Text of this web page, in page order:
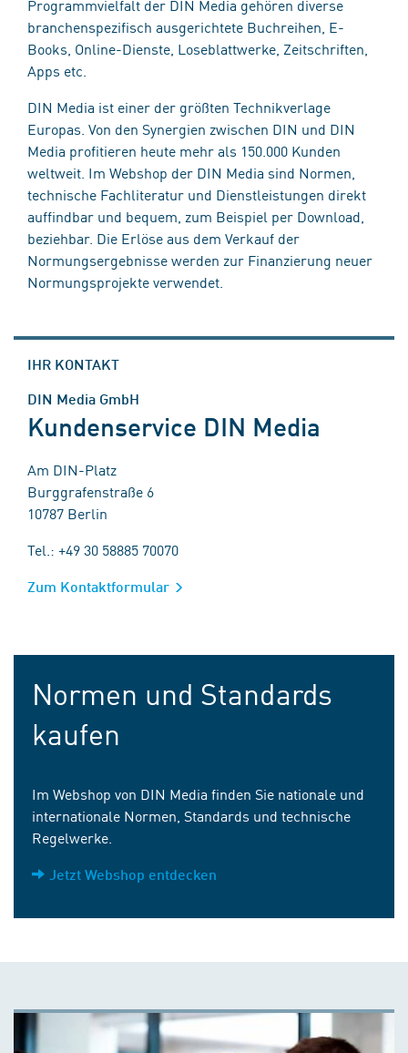
Programmvielfalt der DIN Media gehören diverse
branchenspezifisch ausgerichtete Buchreihen, E-
Books, Online-Dienste, Loseblattwerke, Zeitschriften,
Apps etc.
DIN Media ist einer der größten Technikverlage
Europas. Von den Synergien zwischen DIN und DIN
Media profitieren heute mehr als 150.000 Kunden
weltweit. Im Webshop der DIN Media sind Normen,
technische Fachliteratur und Dienstleistungen direkt
auffindbar und bequem, zum Beispiel per Download,
beziehbar. Die Erlöse aus dem Verkauf der
Normungsergebnisse werden zur Finanzierung neuer
Normungsprojekte verwendet.
IHR KONTAKT
DIN Media GmbH
Kundenservice DIN Media
Am DIN-Platz
Burggrafenstraße 6
10787 Berlin
Tel.: +49 30 58885 70070
Zum Kontaktformular
Normen und Standards
kaufen
Im Webshop von DIN Media finden Sie nationale und
internationale Normen, Standards und technische
Regelwerke.
Jetzt Webshop entdecken